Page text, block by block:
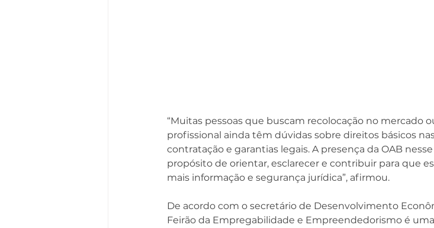
“Muitas pessoas que buscam recolocação no mercado
profissional ainda têm dúvidas sobre direitos básicos
contratação e garantias legais. A presença da OAB
propósito de orientar, esclarecer e contribuir para que
mais informação e segurança jurídica”, afirmou.
De acordo com o secretário de Desenvolvimento
Feirão da Empregabilidade e Empreendedorismo é